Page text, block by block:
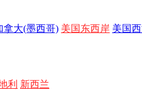
拿大(墨西哥) 美国东西岸 美国
利 新西兰